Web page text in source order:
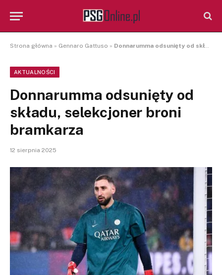
Strona główna » Gennaro Gattuso » Donnarumma odsunięty od składu, selekcjoner broni bramkarza
AKTUALNOŚCI
Donnarumma odsunięty od
składu, selekcjoner broni
bramkarza
12 sierpnia 2025